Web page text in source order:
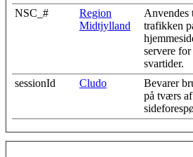
NSC_#
Region
Midtjylland
Anvendes
trafikken
servere
svartider.
sessionId Cludo
Bevarer
på tværs af